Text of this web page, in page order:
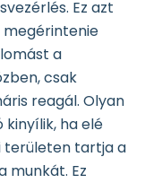
Ez azt
megérintenie
a
csak
reagál. Olyan
ha elé
területen tartja a
munkát. Ez